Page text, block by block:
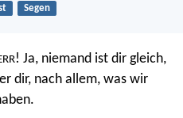
Segen
! Ja, niemand ist dir gleich,
dir, nach allem, was wir